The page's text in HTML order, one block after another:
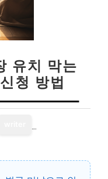
유치 막는
청 방법